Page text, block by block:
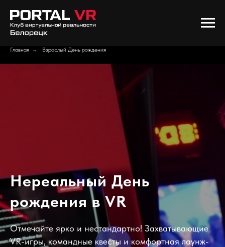
Главная → Взрослый День рождения
Нереальный День
рождения в VR
Отмечайте ярко и нестандартно! Захватывающие
VR-игры, командные квесты и комфортная лаунж-